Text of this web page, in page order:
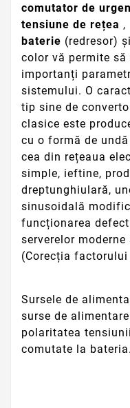
comutator de
tensiune de rețea
baterie (redresor) și
color vă permite
importanți
sistemului. O
tip sine de
clasice este
cu o formă de
cea din rețeaua
simple, ieftine,
dreptunghiulară,
sinusoidală
funcționarea
serverelor
(Corecția factorului
Sursele de
surse de
polaritatea
comutate la bateria.